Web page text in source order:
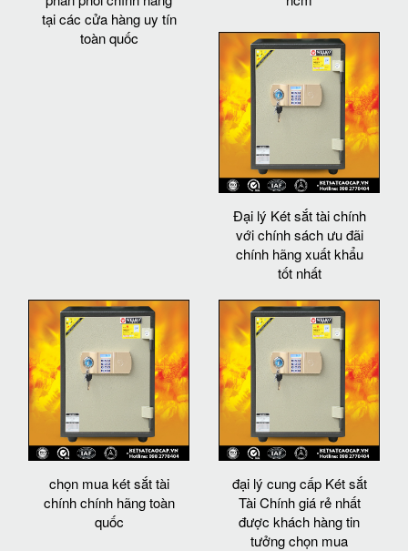
tại các cửa hàng uy tín
toàn quốc
Đại lý Két sắt tài chính
với chính sách ưu đãi
chính hãng xuất khẩu
tốt nhất
chọn mua két sắt tài
chính chính hãng toàn
quốc
đại lý cung cấp Két sắt
Tài Chính giá rẻ nhất
được khách hàng tin
tưởng chọn mua